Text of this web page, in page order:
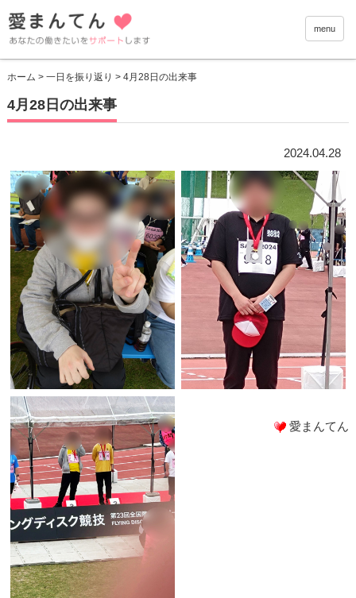
愛まん
menu
ホーム > 一日を振り返り > 4月28日の出来事
4月28日の出来事
2024.04.28
愛まんてん